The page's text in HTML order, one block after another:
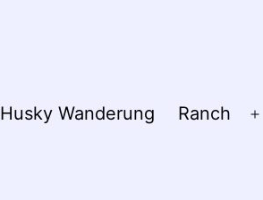
Husky Wanderung Ranch